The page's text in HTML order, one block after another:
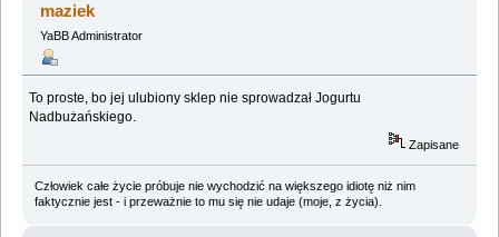
maziek
YaBB Administrator
To proste, bo jej ulubiony sklep nie sprowadzał Jogurtu
Nadbużańskiego.
Zapisane
Człowiek całe życie próbuje nie wychodzić na większego idiotę niż nim
faktycznie jest - i przeważnie to mu się nie udaje (moje, z życia).